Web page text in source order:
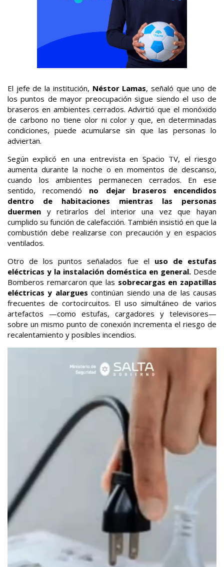
El jefe de la institución, Néstor Lamas, señaló que uno de
los puntos de mayor preocupación sigue siendo el uso de
braseros en ambientes cerrados. Advirtió que el monóxido
de carbono no tiene olor ni color y que, en determinadas
condiciones, puede acumularse sin que las personas lo
adviertan.
Según explicó en una entrevista en Spacio TV, el riesgo
aumenta durante la noche o en momentos de descanso,
cuando los ambientes permanecen cerrados. En ese
sentido, recomendó no dejar braseros encendidos
dentro de habitaciones mientras las personas
duermen y retirarlos del interior una vez que hayan
cumplido su función de calefacción. También insistió en que la
combustión debe realizarse con precaución y en espacios
ventilados.
Otro de los puntos señalados fue el uso de estufas
eléctricas y la instalación doméstica en general. Desde
Bomberos remarcaron que las sobrecargas en zapatillas
eléctricas y alarguescontinúan siendo una de las causas
frecuentes de cortocircuitos. El uso simultáneo de varios
artefactos —como estufas, cargadores y televisores—
sobre un mismo punto de conexión incrementa el riesgo de
recalentamiento y posibles incendios.